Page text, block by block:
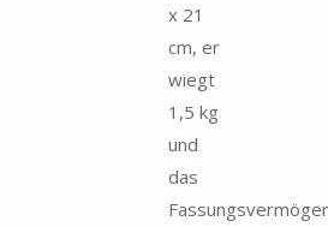
x 21
cm, er
wiegt
1,5 kg
und
das